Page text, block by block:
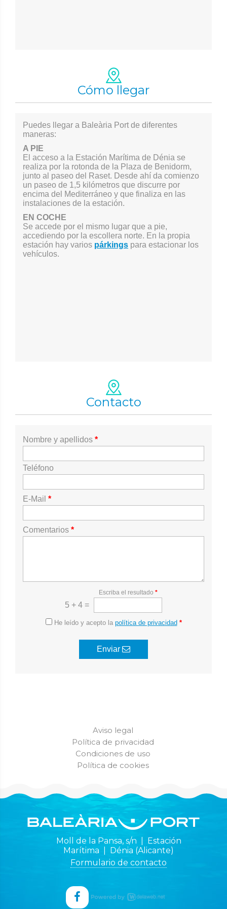
Cómo llegar
Puedes llegar a Baleària Port de diferentes
maneras:
A PIE
El acceso a la Estación Marítima de Dénia se
realiza por la rotonda de la Plaza de Benidorm,
junto al paseo del Raset. Desde ahí da comienzo
un paseo de 1,5 kilómetros que discurre por
encima del Mediterráneo y que finaliza en las
instalaciones de la estación.
EN COCHE
Se accede por el mismo lugar que a pie,
accediendo por la escollera norte. En la propia
estación hay varios párkings para estacionar los
vehículos.
Contacto
Nombre y apellidos *
Teléfono
E-Mail *
Comentarios *
5 + 4 =
Escriba el resultado *
He leído y acepto la política de privacidad *
Enviar
Aviso legal
Política de privacidad
Condiciones de uso
Política de cookies
Moll de la Pansa, s/n | Estación
Marítima | Dénia (Alicante)
Formulario de contacto